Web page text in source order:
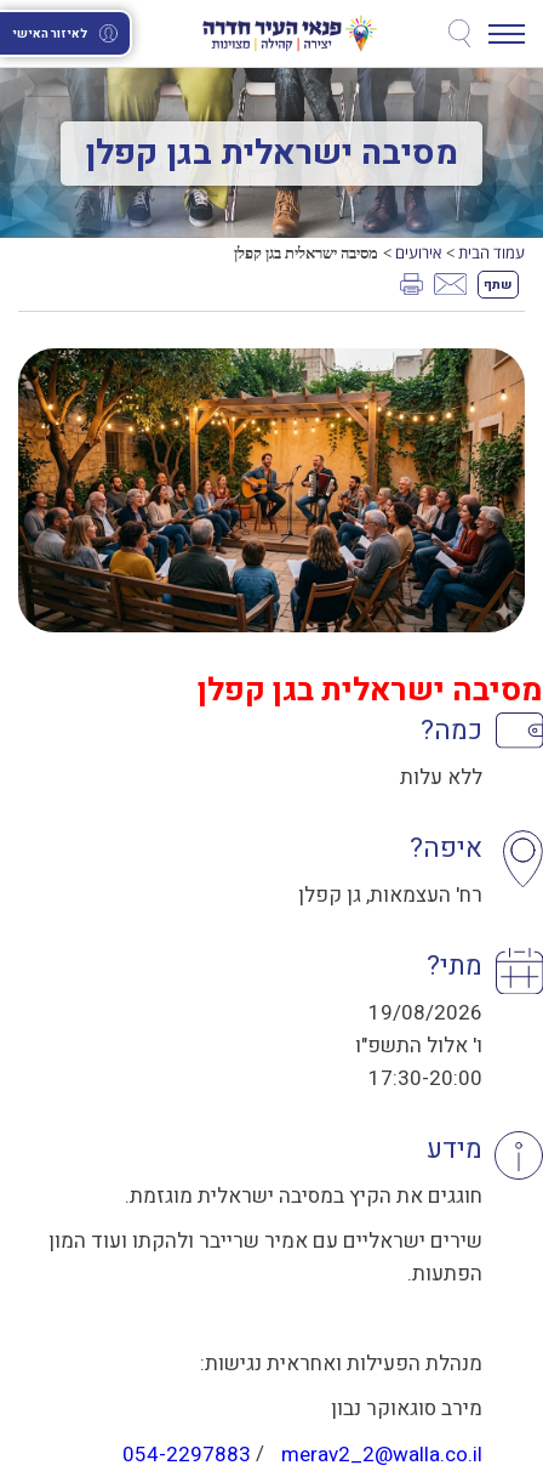
לאיזור האישי
מסיבה ישראלית בגן קפלן
עמוד הבית > אירועים > מסיבה ישראלית בגן קפלן
שתף
מסיבה ישראלית בגן קפלן
כמה?
ללא עלות
איפה?
רח' העצמאות, גן קפלן
מתי?
19/08/2026
ו' אלול התשפ"ו
17:30-20:00
מידע
חוגגים את הקיץ במסיבה ישראלית מוגזמת.
שירים ישראליים עם אמיר שרייבר ולהקתו ועוד המון
הפתעות.
מנהלת הפעילות ואחראית נגישות:
מירב סוגאוקר נבון
054-2297883 / merav2_2@walla.co.il